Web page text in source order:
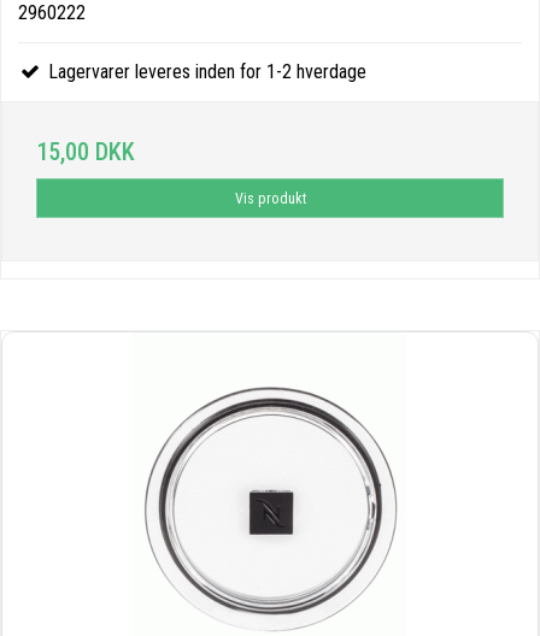
2960222
Lagervarer leveres inden for 1-2 hverdage
15,00 DKK
Vis produkt